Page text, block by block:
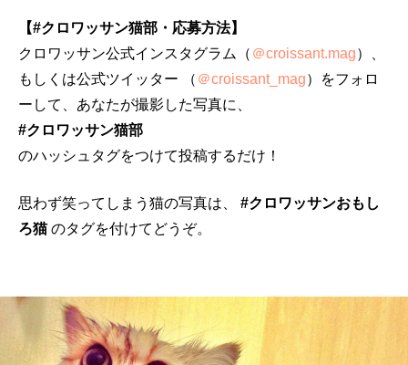
【#クロワッサン猫部・応募方法】
クロワッサン公式インスタグラム（ ＠croissant.mag）、
もしくは公式ツイッター （ ＠croissant_mag）をフォロ
ーして、あなたが撮影した写真に、
#クロワッサン猫部
のハッシュタグをつけて投稿するだけ！
思わず笑ってしまう猫の写真は、
#クロワッサンおもし
ろ猫のタグを付けてどうぞ。